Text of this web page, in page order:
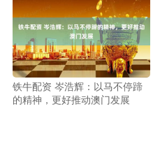
铁牛配资 岑浩辉：以马不停蹄
的精神，更好推动澳门发展